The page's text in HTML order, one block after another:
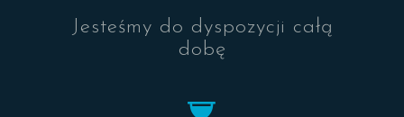
Jesteśmy do dyspozycji całą
dobę